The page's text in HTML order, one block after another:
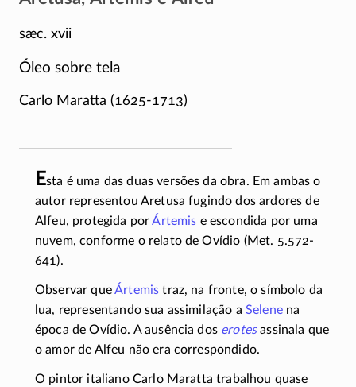
sæc. xvii
Óleo sobre tela
Carlo Maratta (1625-1713)
Esta é uma das duas versões da obra. Em ambas o
autor representou Aretusa fugindo dos ardores de
Alfeu, protegida porÁrtemis e escondida por uma
nuvem, conforme o relato de Ovídio (Met. 5.572-
641).
Observar queÁrtemis traz, na fronte, o símbolo da
lua, representando sua assimilação a Selenena
época de Ovídio. A ausência dos erotesassinala que
o amor de Alfeu não era correspondido.
O pintor italiano Carlo Maratta trabalhou quase